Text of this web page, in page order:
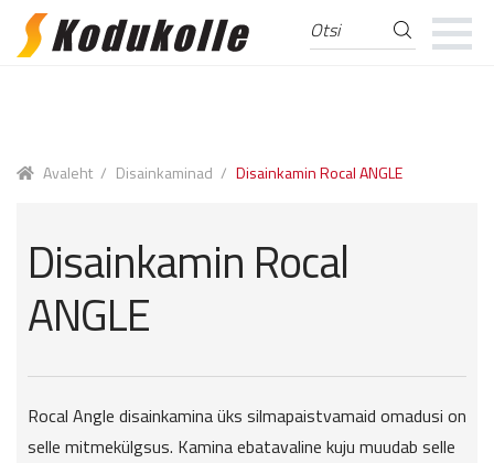
Skip
Skip
Otsi:
Avaleht / Disainkaminad / Disainkamin Rocal ANGLE
Disainkamin Rocal
ANGLE
Rocal Angle disainkamina üks silmapaistvamaid omadusi on
selle mitmekülgsus. Kamina ebatavaline kuju muudab selle